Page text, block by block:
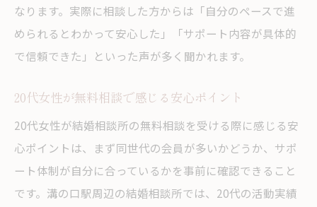
なります。実際に相談した方からは「自分のペースで進
められるとわかって安心した」「サポート内容が具体的
で信頼できた」といった声が多く聞かれます。
20代女性が無料相談で感じる安心ポイント
20代女性が結婚相談所の無料相談を受ける際に感じる安
心ポイントは、まず同世代の会員が多いかどうか、サポ
ート体制が自分に合っているかを事前に確認できること
です。溝の口駅周辺の結婚相談所では、20代の活動実績